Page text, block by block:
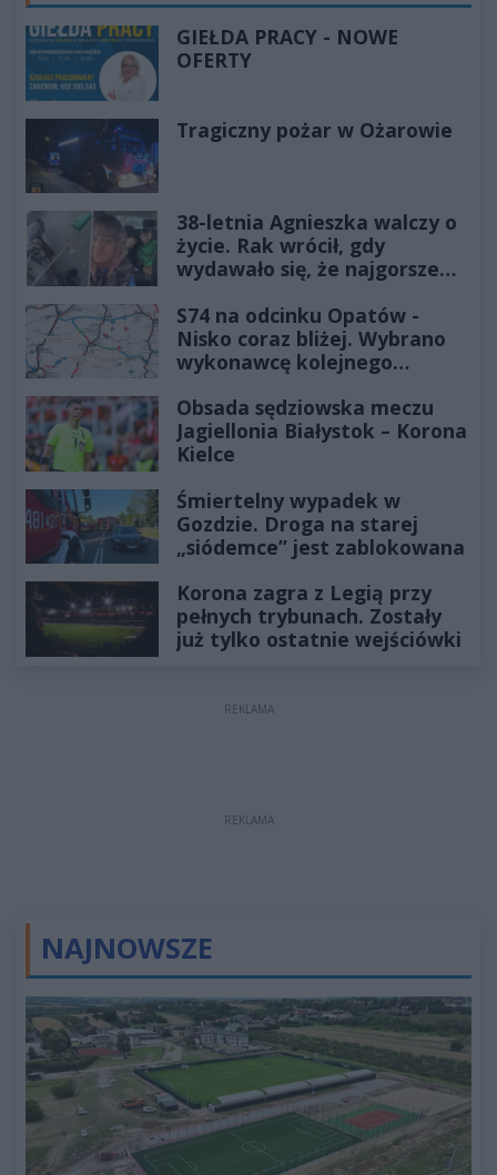
GIEŁDA PRACY - NOWE
OFERTY
Tragiczny pożar w Ożarowie
38-letnia Agnieszka walczy o
życie. Rak wrócił, gdy
wydawało się, że najgorsze
S74 na odcinku Opatów -
Nisko coraz bliżej. Wybrano
wykonawcę kolejnego
Obsada sędziowska meczu
Jagiellonia Białystok – Korona
Kielce
Śmiertelny wypadek w
Gozdzie. Droga na starej
„siódemce” jest zablokowana
Korona zagra z Legią przy
pełnych trybunach. Zostały
już tylko ostatnie wejściówki
REKLAMA
REKLAMA
NAJNOWSZE